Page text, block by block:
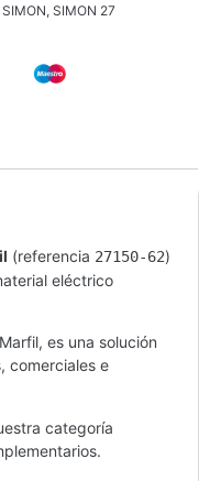
SIMON, SIMON 27
(referencia 27150-62)
eléctrico
es una solución
comerciales e
categoría